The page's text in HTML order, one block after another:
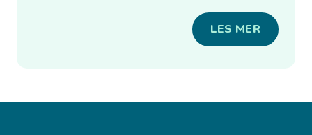
LES MER